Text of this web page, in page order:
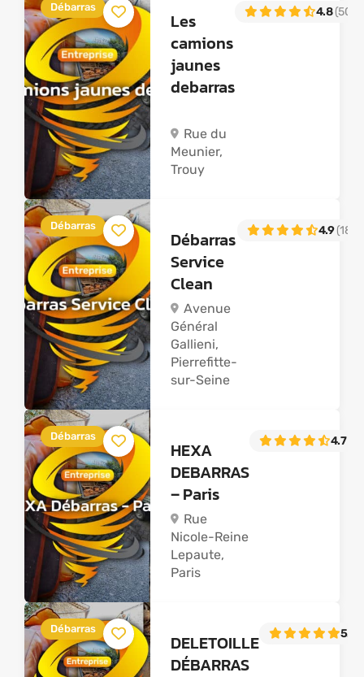
Débarras
Les
camions
jaunes
debarras
Rue du
Meunier,
Trouy
4.8(50)
Débarras
Débarras
Service
Clean
Avenue
Général
Gallieni,
Pierrefitte-
sur-Seine
4.9(181)
Débarras
HEXA
DEBARRAS
– Paris
Rue
Nicole-Reine
Lepaute,
Paris
4.7
Débarras
DELETOILLE
DÉBARRAS
5.0